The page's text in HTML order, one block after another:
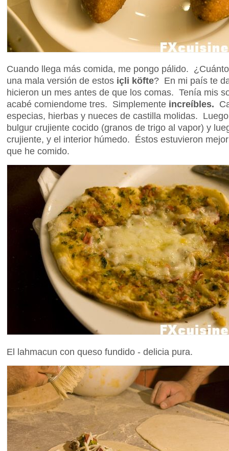
Cuando llega más comida, me pongo pálido.
una mala versión de estos içli köfte? En mi país te
hicieron un mes antes de que los comas. Tenía mis
acabé comiendome tres. Simplemente increíbles.
especias, hierbas y nueces de castilla molidas.
bulgur crujiente cocido (granos de trigo al vapor) y
crujiente, y el interior húmedo. Éstos estuvieron
que he comido.
El lahmacun con queso fundido - delicia pura.